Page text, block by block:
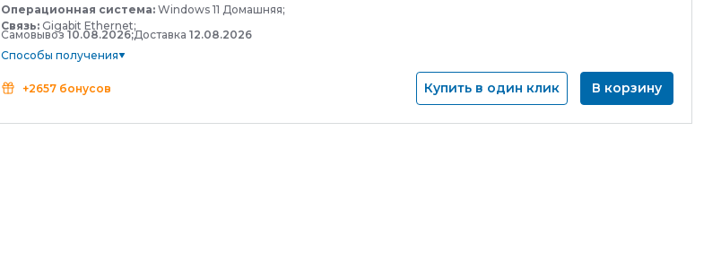
Операционная система: Windows 11 Домашняя;
Связь: Gigabit Ethernet;
Самовывоз 10.08.2026;Доставка 12.08.2026
Способы получения
+2657 бонусов Купить в один клик В корзину